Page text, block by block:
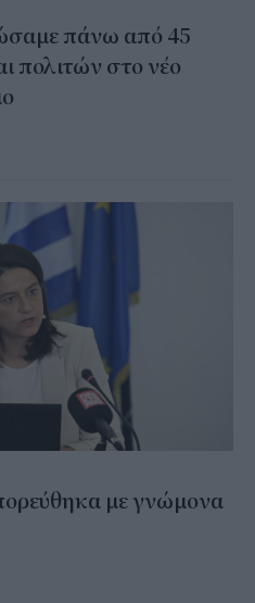
πάνω από 45
πολιτών στο νέο
με γνώμονα